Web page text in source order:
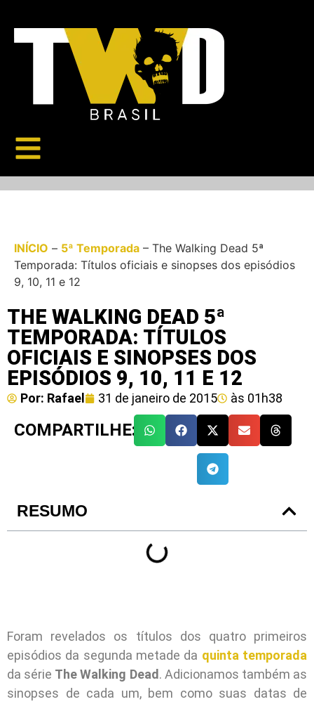
INÍCIO – 5ª Temporada – The Walking Dead 5ª
Temporada: Títulos oficiais e sinopses dos episódios
9, 10, 11 e 12
THE WALKING DEAD 5ª
TEMPORADA: TÍTULOS
OFICIAIS E SINOPSES DOS
EPISÓDIOS 9, 10, 11 E 12
Por: Rafael 31 de janeiro de 2015 às 01h38
COMPARTILHE:
RESUMO
Foram revelados os títulos dos quatro primeiros
episódios da segunda metade da quinta temporada
da série The Walking Dead. Adicionamos também as
sinopses de cada um, bem como suas datas de